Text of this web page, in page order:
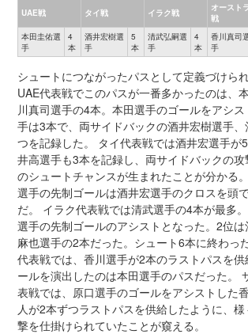
UAE戦
タイ戦 イラク戦
オースト
戦
本田圭佑選
手
4
本
酒井宏樹選
手
5
本
清武弘嗣選
手
4
本
香川真司
手
シュートにつながったパスとして定義づけら
UAE代表戦でこのパスが一番多かったのは、
川真司選手の4本。本田選手のゴールをアシ
手は3本で、両サイドバックの酒井宏樹選手
つを記録した。 タイ代表戦では酒井宏選手が
井高選手も3本を記録し、両サイドバックの攻
のシュートチャンスが生まれたことが分かる
選手の先制ゴールは酒井宏選手のクロスを頭
だ。 イラク代表戦では清武選手の4本が最多
選手の先制ゴールのアシストとなった。2位
麻也選手の2本だった。シュート6本に終わっ
代表戦では、香川選手が2本のラストパスを
ールを演出したのは本田選手のパスだった。
表戦では、原口選手のゴールをアシストした
人が2本ずつラストパスを供給したように、
撃を仕掛けられていたことが窺える。